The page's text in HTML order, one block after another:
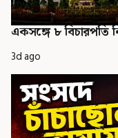
একসঙ্গে ৮ বিচারপতি
3d ago